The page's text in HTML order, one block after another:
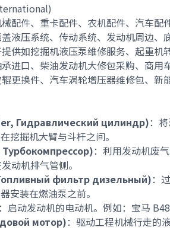
配件、 重卡配件、 农机配件、 汽车配
液压系统、传动系统、发动机周边、
供如挖掘机液压泵维修服务、 起重机
进口、 柴油发动机大修包采购、 商用
更换件、 汽车涡轮增压器维修包、 新
Гидравлический цилиндр)：
挖掘机大臂与斗杆之间。
：利用发动机废
动机排气管侧。
фильтр дизельный)：
安装在燃油泵之前。
：启动发动机的电动机。例如： 宝马
мотор)：驱动工程机械行走的